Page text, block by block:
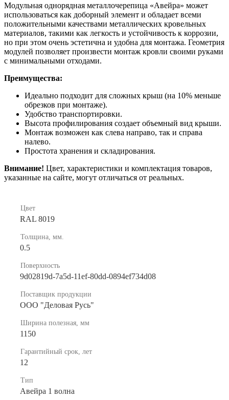
Модульная однорядная металлочерепица «Авейра» может
использоваться как доборный элемент и обладает всеми
положительными качествами металлических кровельных
материалов, такими как легкость и устойчивость к коррозии,
но при этом очень эстетична и удобна для монтажа. Геометрия
модулей позволяет произвести монтаж кровли своими руками
с минимальными отходами.
Преимущества:
Идеально подходит для сложных крыш (на 10% меньше
обрезков при монтаже).
Удобство транспортировки.
Высота профилирования создает объемный вид крыши.
Монтаж возможен как слева направо, так и справа
налево.
Простота хранения и складирования.
Внимание! Цвет, характеристики и комплектация товаров,
указанные на сайте, могут отличаться от реальных.
Цвет
RAL 8019
Толщина, мм.
0.5
Поверхность
9d02819d-7a5d-11ef-80dd-0894ef734d08
Поставщик продукции
ООО "Деловая Русь"
Ширина полезная, мм
1150
Гарантийный срок, лет
12
Тип
Авейра 1 волна